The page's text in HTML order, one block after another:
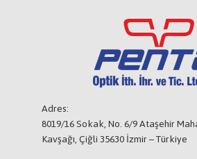
Adres:
8019/16 Sokak, No. 6/9 Ataşehir
Kavşağı, Çiğli 35630 İzmir – Türkiye